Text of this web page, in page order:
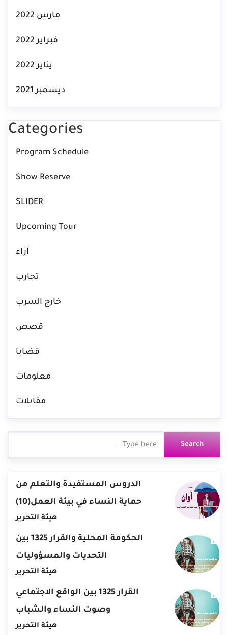
مارس 2022
فبراير 2022
يناير 2022
ديسمبر 2021
Categories
Program Schedule
Show Reserve
SLIDER
Upcoming Tour
آراء
تجارب
خارج السرب
قصص
قضايا
معلومات
مقابلات
الدروس المستفيدة والتعلم من
حماية النساء في بيئة العمل(10)
هيئة التحرير
الحكومة المحلية والقرار 1325 بين
التحديات والمسؤوليات
هيئة التحرير
القرار 1325 بين الواقع الاجتماعي
وصوت النساء والشباب
هيئة التحرير